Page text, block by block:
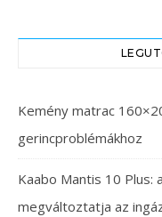
Kemény matrac
gerincproblémákhoz
Kaabo Mantis 10 Plus:
megváltoztatja az